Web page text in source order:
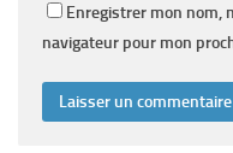
Enregistrer mon nom,
navigateur pour mon